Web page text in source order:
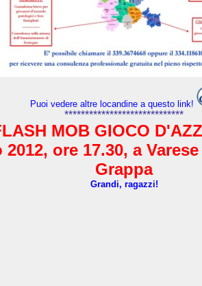
Puoi vedere altre locandine a questo link!
*****************************
MOB GIOCO
2012, ore 17.30, a
Grappa
Grandi, ragazzi!